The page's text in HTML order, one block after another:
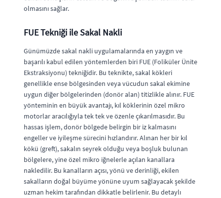
olmasını sağlar.
FUE Tekniği ile Sakal Nakli
Günümüzde sakal nakli uygulamalarında en yaygın ve
başarılı kabul edilen yöntemlerden biri FUE (Foliküler Ünite
Ekstraksiyonu) tekniğidir. Bu teknikte, sakal kökleri
genellikle ense bölgesinden veya vücudun sakal ekimine
uygun diğer bölgelerinden (donör alan) titizlikle alınır. FUE
yönteminin en büyük avantajı, kıl köklerinin özel mikro
motorlar aracılığıyla tek tek ve özenle çıkarılmasıdır. Bu
hassas işlem, donör bölgede belirgin bir iz kalmasını
engeller ve iyileşme sürecini hızlandırır. Alınan her bir kıl
kökü (greft), sakalın seyrek olduğu veya boşluk bulunan
bölgelere, yine özel mikro iğnelerle açılan kanallara
nakledilir. Bu kanalların açısı, yönü ve derinliği, ekilen
sakalların doğal büyüme yönüne uyum sağlayacak şekilde
uzman hekim tarafından dikkatle belirlenir. Bu detaylı